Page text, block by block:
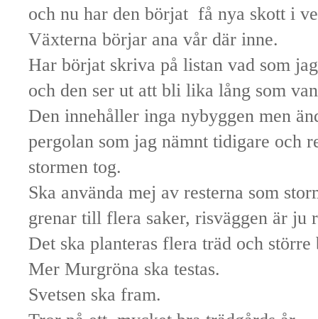
och nu har den börjat få nya skott i
Växterna börjar ana vår där inne.
Har börjat skriva på listan vad som
och den ser ut att bli lika lång som
Den innehåller inga nybyggen men
pergolan som jag nämnt tidigare och
stormen tog.
Ska använda mej av resterna som
grenar till flera saker, risväggen är ju
Det ska planteras flera träd och större
Mer Murgröna ska testas.
Svetsen ska fram.